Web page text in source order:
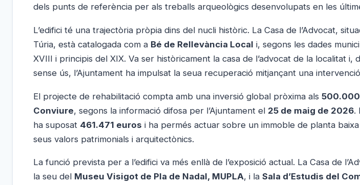
dels punts de referència per als treballs arqueològics desenvolupats en les
L’edifici té una trajectòria pròpia dins del nucli històric. La Casa de l’Advocat,
Túria, està catalogada com a Bé de Rellevància Local i, segons les dades
XVIII i principis del XIX. Va ser històricament la casa de l’advocat de la localitat
sense ús, l’Ajuntament ha impulsat la seua recuperació mitjançant una
El projecte de rehabilitació compta amb una inversió global pròxima als
Conviure, segons la informació difosa per l’Ajuntament el 25 de maig de 2026.
ha suposat 461.471 euros i ha permés actuar sobre un immoble de planta
seus valors patrimonials i arquitectònics.
La funció prevista per a l’edifici va més enllà de l’exposició actual. La Casa de
la seu del Museu Visigot de Pla de Nadal, MUPLA, i la Sala d’Estudis del